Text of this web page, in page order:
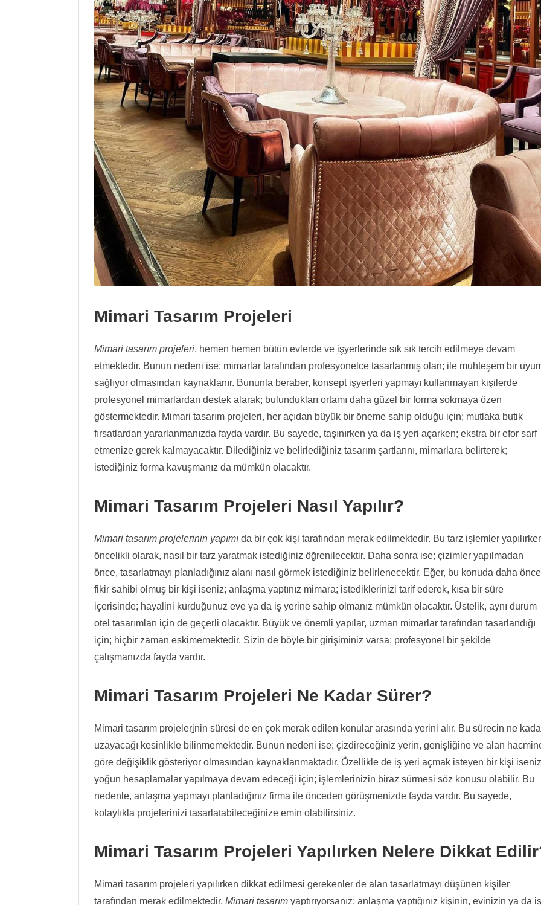
Mimari Tasarım Projeleri
Mimari tasarım projeleri, hemen hemen bütün evlerde ve işyerlerinde sık sık tercih edilmeye devam
etmektedir. Bunun nedeni ise; mimarlar tarafından profesyonelce tasarlanmış olan; ile muhteşem bir
sağlıyor olmasından kaynaklanır. Bununla beraber, konsept işyerleri yapmayı kullanmayan kişilerde
profesyonel mimarlardan destek alarak; bulundukları ortamı daha güzel bir forma sokmaya özen
göstermektedir. Mimari tasarım projeleri, her açıdan büyük bir öneme sahip olduğu için; mutlaka butik
fırsatlardan yararlanmanızda fayda vardır. Bu sayede, taşınırken ya da iş yeri açarken; ekstra bir efor sarf
etmenize gerek kalmayacaktır. Dilediğiniz ve belirlediğiniz tasarım şartlarını, mimarlara belirterek;
istediğiniz forma kavuşmanız da mümkün olacaktır.
Mimari Tasarım Projeleri Nasıl Yapılır?
Mimari tasarım projelerinin yapımıda bir çok kişi tarafından merak edilmektedir. Bu tarz işlemler
öncelikli olarak, nasıl bir tarz yaratmak istediğiniz öğrenilecektir. Daha sonra ise; çizimler yapılmadan
önce, tasarlatmayı planladığınız alanı nasıl görmek istediğiniz belirlenecektir. Eğer, bu konuda daha önce
fikir sahibi olmuş bir kişi iseniz; anlaşma yaptınız mimara; istediklerinizi tarif ederek, kısa bir süre
içerisinde; hayalini kurduğunuz eve ya da iş yerine sahip olmanız mümkün olacaktır. Üstelik, aynı durum
otel tasarımları için de geçerli olacaktır. Büyük ve önemli yapılar, uzman mimarlar tarafından tasarlandığı
için; hiçbir zaman eskimemektedir. Sizin de böyle bir girişiminiz varsa; profesyonel bir şekilde
çalışmanızda fayda vardır.
Mimari Tasarım Projeleri Ne Kadar Sürer?
Mimari tasarım projelerinin süresi de en çok merak edilen konular arasında yerini alır. Bu sürecin ne
uzayacağı kesinlikle bilinmemektedir. Bunun nedeni ise; çizdireceğiniz yerin, genişliğine ve alan
göre değişiklik gösteriyor olmasından kaynaklanmaktadır. Özellikle de iş yeri açmak isteyen bir kişi
yoğun hesaplamalar yapılmaya devam edeceği için; işlemlerinizin biraz sürmesi söz konusu olabilir. Bu
nedenle, anlaşma yapmayı planladığınız firma ile önceden görüşmenizde fayda vardır. Bu sayede,
kolaylıkla projelerinizi tasarlatabileceğinize emin olabilirsiniz.
Mimari Tasarım Projeleri Yapılırken Nelere Dikkat
Mimari tasarım projeleri yapılırken dikkat edilmesi gerekenler de alan tasarlatmayı düşünen kişiler
tarafından merak edilmektedir. Mimari tasarımyaptırıyorsanız; anlaşma yaptığınız kişinin, evinizin ya da iş